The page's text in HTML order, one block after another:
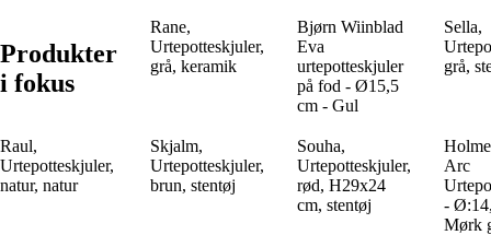
Produkter
i fokus
Rane,
Urtepotteskjuler,
grå, keramik
Bjørn Wiinblad
Eva
urtepotteskjuler
på fod - Ø15,5
cm - Gul
Sella,
grå,
Raul,
Urtepotteskjuler,
natur, natur
Skjalm,
Urtepotteskjuler,
brun, stentøj
Souha,
Urtepotteskjuler,
rød, H29x24
cm, stentøj
Arc
-
Mørk